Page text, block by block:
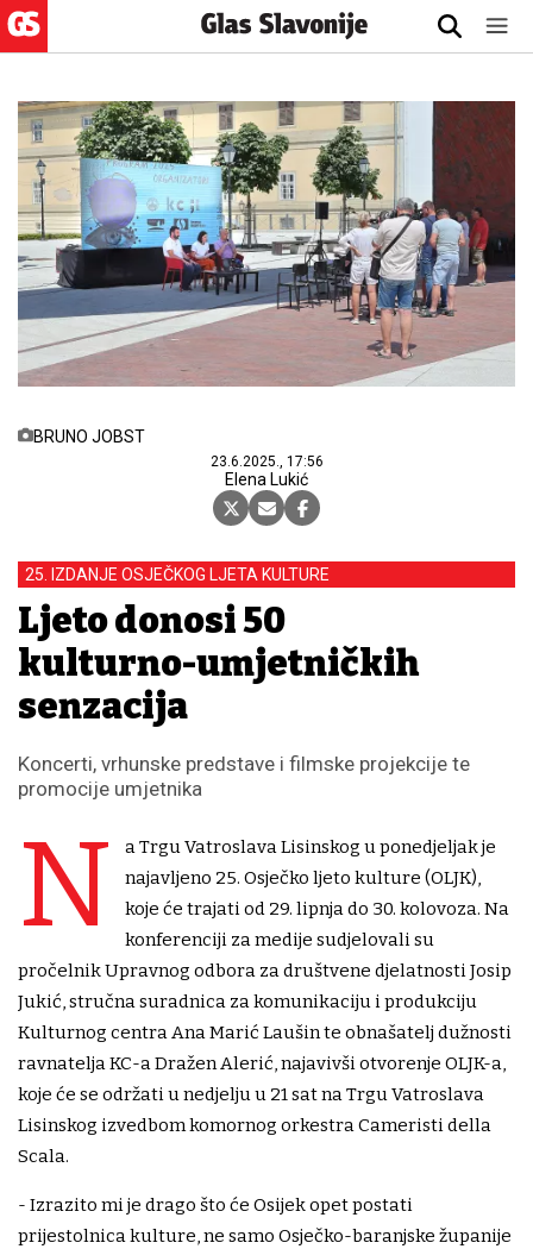
BRUNO JOBST
23.6.2025., 17:56
Elena Lukić
25. IZDANJE OSJEČKOG LJETA KULTURE
Ljeto donosi 50
kulturno-umjetničkih
senzacija
Koncerti, vrhunske predstave i filmske projekcije te
promocije umjetnika
N
a Trgu Vatroslava Lisinskog u ponedjeljak je
najavljeno 25. Osječko ljeto kulture (OLJK),
koje će trajati od 29. lipnja do 30. kolovoza. Na
konferenciji za medije sudjelovali su
pročelnik Upravnog odbora za društvene djelatnosti Josip
Jukić, stručna suradnica za komunikaciju i produkciju
Kulturnog centra Ana Marić Laušin te obnašatelj dužnosti
ravnatelja KC-a Dražen Alerić, najavivši otvorenje OLJK-a,
koje će se održati u nedjelju u 21 sat na Trgu Vatroslava
Lisinskog izvedbom komornog orkestra Cameristi della
Scala.
- Izrazito mi je drago što će Osijek opet postati
prijestolnica kulture, ne samo Osječko-baranjske županije